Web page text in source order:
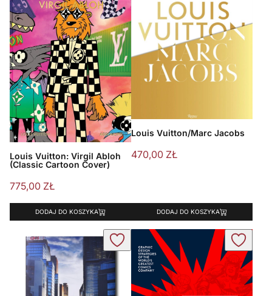
Louis Vuitton: Virgil Abloh
(Classic Cartoon Cover)
775,00 ZŁ
DODAJ DO KOSZYKA
Louis Vuitton/Marc Jacobs
470,00 ZŁ
DODAJ DO KOSZYKA